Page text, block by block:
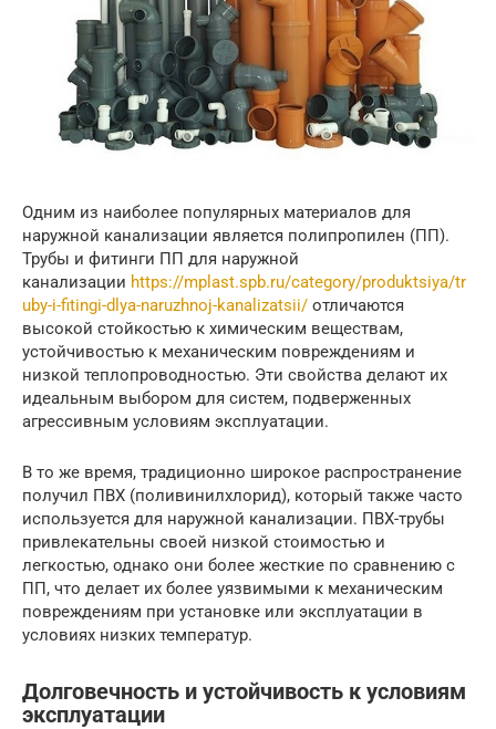
Одним из наиболее популярных материалов для
наружной канализации является полипропилен (ПП).
Трубы и фитинги ПП для наружной
канализации https://mplast.spb.ru/category/produktsiya/tr
uby-i-fitingi-dlya-naruzhnoj-kanalizatsii/ отличаются
высокой стойкостью к химическим веществам,
устойчивостью к механическим повреждениям и
низкой теплопроводностью. Эти свойства делают их
идеальным выбором для систем, подверженных
агрессивным условиям эксплуатации.
В то же время, традиционно широкое распространение
получил ПВХ (поливинилхлорид), который также часто
используется для наружной канализации. ПВХ-трубы
привлекательны своей низкой стоимостью и
легкостью, однако они более жесткие по сравнению с
ПП, что делает их более уязвимыми к механическим
повреждениям при установке или эксплуатации в
условиях низких температур.
Долговечность и устойчивость к условиям
эксплуатации